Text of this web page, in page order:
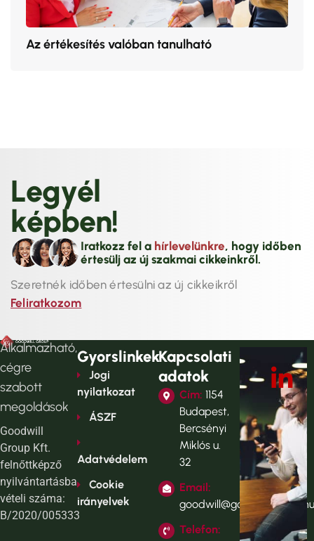
Az értékesítés valóban tanulható
Legyél
képben!
Iratkozz fel a hírlevelünkre, hogy időben
értesülj az új szakmai cikkeinkről.
Szeretnék időben értesülni az új cikkeikről
Feliratkozom
Alkalmazható,
cégre
szabott
megoldások
Goodwill
Group Kft.
felnőttképző
nyilvántartásba
vételi száma:
B/2020/005333
Gyorslinkek
Jogi
nyilatkozat
ÁSZF
Adatvédelem
Cookie
irányelvek
Kapcsolati
adatok
Cím: 1154
Budapest,
Bercsényi
Miklós u.
32
Email:
Telefon: